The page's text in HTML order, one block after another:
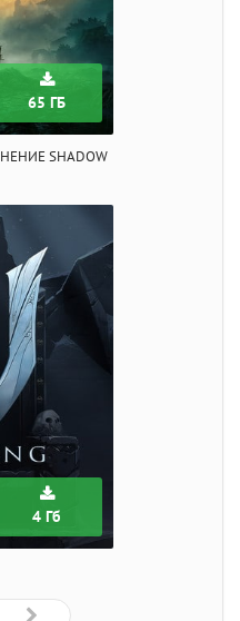
65 ГБ
SHADOW
4 Гб